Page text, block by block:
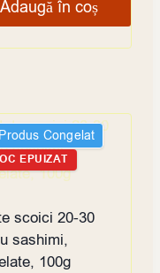
Adaugă în coș
Congelat
EPUIZAT
scoici 20-30
sashimi,
100g